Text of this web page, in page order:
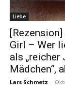
Liebe
Girl – Wer
als „reicher
Mädchen“,
Lars Schmetz -